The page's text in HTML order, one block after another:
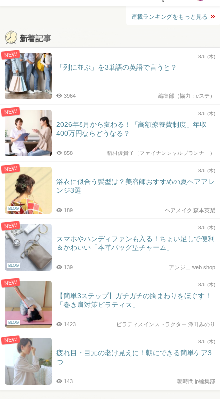
連載ランキングをもっと見る
新着記事
NEW 8/6 (木)
「列に並ぶ」を3単語の英語で言うと？
編集部（協力：eステ）
3964
NEW 8/6 (木)
2026年8月から変わる！「高額療養費制度」年収
400万円ならどうなる？
稲村優貴子（ファイナンシャルプランナー）
858
NEW
BLOG
8/6 (木)
浴衣に似合う髪型は？美容師おすすめの夏ヘアアレ
ンジ3選
ヘアメイク 森本英梨
189
NEW
BLOG
8/6 (木)
スマホやハンディファンも入る！ちょい足しで便利
＆かわいい「本革バッグ型チャーム」
アンジェ web shop
139
NEW
BLOG
8/6 (木)
【簡単3ステップ】ガチガチの胸まわりをほぐす！
「巻き肩対策ピラティス」
ピラティスインストラクター 澤田みのり
1423
NEW 8/6 (木)
疲れ目・目元の老け見えに！朝にできる簡単ケア3
つ
朝時間.jp編集部
143